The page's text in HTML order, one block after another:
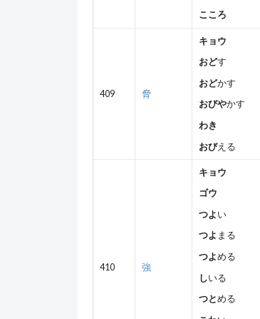
こころ
409 脅
キョウ
おどす
おどかす
おびやかす
わき
おびえる
410 強
キョウ
ゴウ
つよ い
つよ まる
つよめる
しいる
つとめる